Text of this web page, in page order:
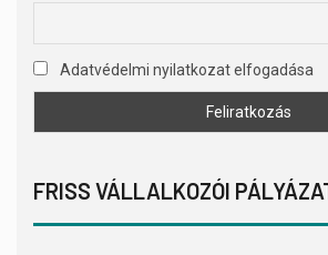
Adatvédelmi nyilatkozat elfogadása
FRISS VÁLLALKOZÓI